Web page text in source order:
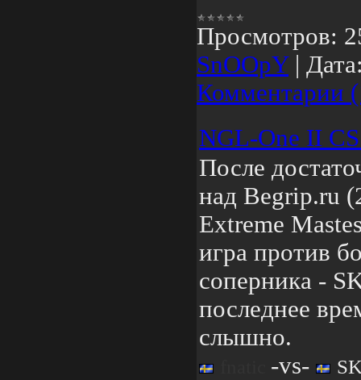
Просмотров:
SnOOpY
Комментарии
NGL-One II
После
над Begrip.ru
Extreme
игра против
соперника -
последнее
слышно.
-vs-